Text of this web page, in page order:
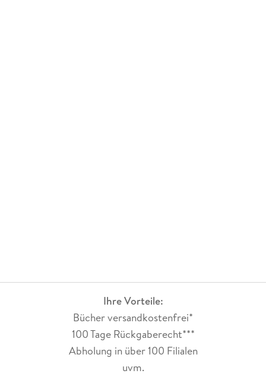
Ihre Vorteile:
Bücher versandkostenfrei*
100 Tage Rückgaberecht***
Abholung in über 100 Filialen
uvm.